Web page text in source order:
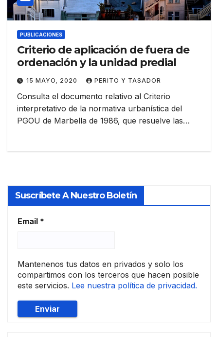
PUBLICACIONES
Criterio de aplicación de fuera de
ordenación y la unidad predial
15 MAYO, 2020 PERITO Y TASADOR
Consulta el documento relativo al Criterio
interpretativo de la normativa urbanística del
PGOU de Marbella de 1986, que resuelve las…
Suscríbete A Nuestro Boletín
Email *
Mantenenos tus datos en privados y solo los
compartimos con los terceros que hacen posible
este servicios. Lee nuestra política de privacidad.